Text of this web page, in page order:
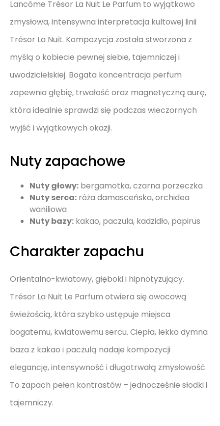
Lancôme Trésor La Nuit Le Parfum to wyjątkowo
zmysłowa, intensywna interpretacja kultowej linii
Trésor La Nuit. Kompozycja została stworzona z
myślą o kobiecie pewnej siebie, tajemniczej i
uwodzicielskiej. Bogata koncentracja perfum
zapewnia głębię, trwałość oraz magnetyczną aurę,
która idealnie sprawdzi się podczas wieczornych
wyjść i wyjątkowych okazji.
Nuty zapachowe
Nuty głowy: bergamotka, czarna porzeczka
Nuty serca: róża damasceńska, orchidea
waniliowa
Nuty bazy: kakao, paczula, kadzidło, papirus
Charakter zapachu
Orientalno-kwiatowy, głęboki i hipnotyzujący.
Trésor La Nuit Le Parfum otwiera się owocową
świeżością, która szybko ustępuje miejsca
bogatemu, kwiatowemu sercu. Ciepła, lekko dymna
baza z kakao i paczulą nadaje kompozycji
elegancję, intensywność i długotrwałą zmysłowość.
To zapach pełen kontrastów – jednocześnie słodki i
tajemniczy.